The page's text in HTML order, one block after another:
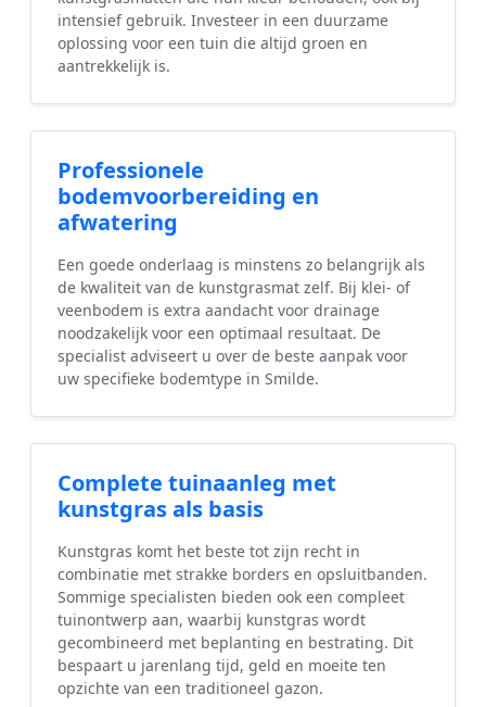
intensief gebruik. Investeer in een duurzame
oplossing voor een tuin die altijd groen en
aantrekkelijk is.
Professionele
bodemvoorbereiding en
afwatering
Een goede onderlaag is minstens zo belangrijk als
de kwaliteit van de kunstgrasmat zelf. Bij klei- of
veenbodem is extra aandacht voor drainage
noodzakelijk voor een optimaal resultaat. De
specialist adviseert u over de beste aanpak voor
uw specifieke bodemtype in Smilde.
Complete tuinaanleg met
kunstgras als basis
Kunstgras komt het beste tot zijn recht in
combinatie met strakke borders en opsluitbanden.
Sommige specialisten bieden ook een compleet
tuinontwerp aan, waarbij kunstgras wordt
gecombineerd met beplanting en bestrating. Dit
bespaart u jarenlang tijd, geld en moeite ten
opzichte van een traditioneel gazon.